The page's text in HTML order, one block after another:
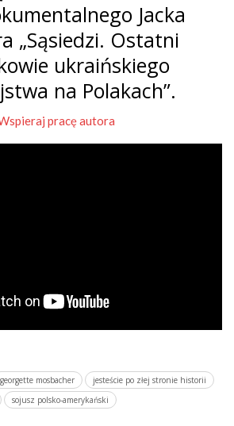
Jacka
„Sąsiedzi. Ostatni
ukraińskiego
na Polakach”.
pracę autora
georgette mosbacher
jesteście po złej stronie historii
sojusz polsko-amerykański